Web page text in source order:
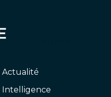
Actualité
Intelligence